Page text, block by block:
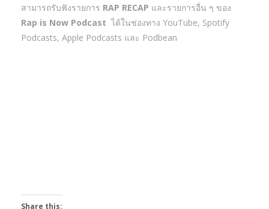
สามารถรับฟังรายการ RAP RECAP และรายการอื่น ๆ ของ
Rap is Now Podcast ได้ในช่องทาง YouTube, Spotify
Podcasts, Apple Podcasts และ Podbean
Share this: